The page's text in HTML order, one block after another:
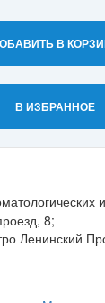
В
В ИЗБРАННОЕ
8;
Ленинский